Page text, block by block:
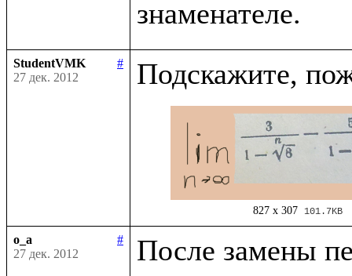
StudentVMK
#
27 дек. 2012
827 x 307 101.7KB
o_a
#
27 дек. 2012
После замены